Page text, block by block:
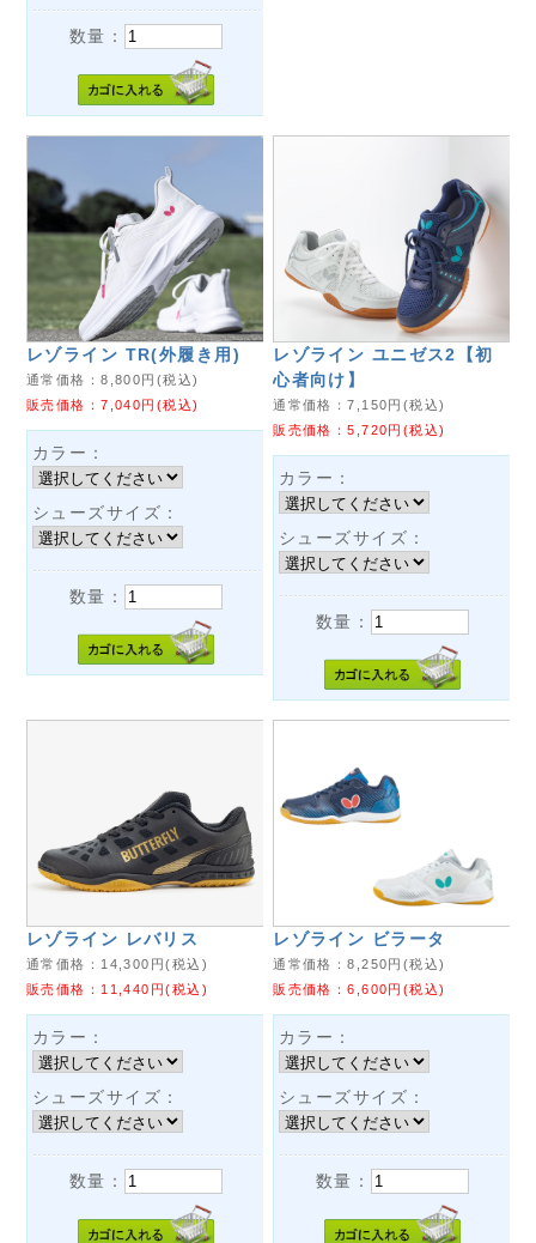
数量：
レゾライン TR(外履き用)
通常価格：8,800円(税込)
販売価格：7,040円(税込)
カラー：
シューズサイズ：
数量：
レゾライン ユニゼス2【初
心者向け】
通常価格：7,150円(税込)
販売価格：5,720円(税込)
カラー：
シューズサイズ：
数量：
レゾライン レバリス
通常価格： 14,300 円(税込)
販売価格： 11,440 円(税込)
カラー：
シューズサイズ：
数量：
レゾライン ビラータ
通常価格：8,250円(税込)
販売価格：6,600円(税込)
カラー：
シューズサイズ：
数量：